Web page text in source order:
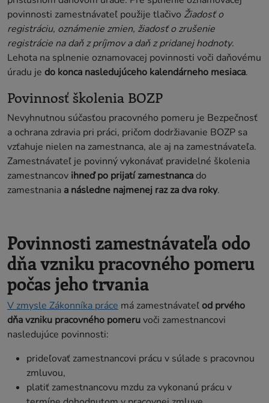
povinnosti zamestnávateľ použije tlačivo Žiadosť o
registráciu, oznámenie zmien, žiadosť o zrušenie
registrácie na daň z príjmov a daň z pridanej hodnoty.
Lehota na splnenie oznamovacej povinnosti voči daňovému
úradu je do konca nasledujúceho kalendárneho mesiaca.
Povinnosť školenia BOZP
Nevyhnutnou súčasťou pracovného pomeru je Bezpečnosť
a ochrana zdravia pri práci, pričom dodržiavanie BOZP sa
vzťahuje nielen na zamestnanca, ale aj na zamestnávateľa.
Zamestnávateľ je povinný vykonávať pravidelné školenia
zamestnancov ihneď po prijatí zamestnancado
zamestnania a následne najmenej raz za dva roky.
Povinnosti zamestnávateľa odo
dňa vzniku pracovného pomeru
počas jeho trvania
V zmysle Zákonníka práce má zamestnávateľod prvého
dňa vzniku pracovného pomeruvoči zamestnancovi
nasledujúce povinnosti:
prideľovať zamestnancovi prácu v súlade s pracovnou
zmluvou,
platiť zamestnancovu mzdu za vykonanú prácu v